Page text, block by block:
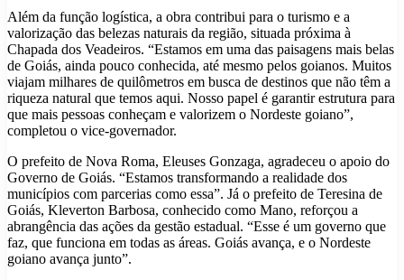
Além da função logística, a obra contribui para o turismo e a
valorização das belezas naturais da região, situada próxima à
Chapada dos Veadeiros. “Estamos em uma das paisagens mais belas
de Goiás, ainda pouco conhecida, até mesmo pelos goianos. Muitos
viajam milhares de quilômetros em busca de destinos que não têm a
riqueza natural que temos aqui. Nosso papel é garantir estrutura para
que mais pessoas conheçam e valorizem o Nordeste goiano”,
completou o vice-governador.
O prefeito de Nova Roma, Eleuses Gonzaga, agradeceu o apoio do
Governo de Goiás. “Estamos transformando a realidade dos
municípios com parcerias como essa”. Já o prefeito de Teresina de
Goiás, Kleverton Barbosa, conhecido como Mano, reforçou a
abrangência das ações da gestão estadual. “Esse é um governo que
faz, que funciona em todas as áreas. Goiás avança, e o Nordeste
goiano avança junto”.